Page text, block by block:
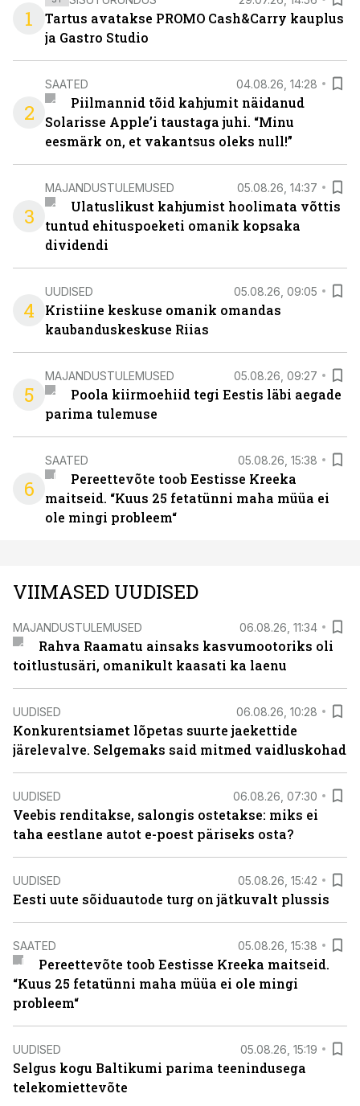
1
Tartus avatakse PROMO Cash&Carry kauplus
ja Gastro Studio
2
SAATED 04.08.26, 14:28
Piilmannid tõid kahjumit näidanud
Solarisse Apple’i taustaga juhi. “Minu
eesmärk on, et vakantsus oleks null!”
3
MAJANDUSTULEMUSED 05.08.26, 14:37
Ulatuslikust kahjumist hoolimata võttis
tuntud ehituspoeketi omanik kopsaka
dividendi
4
UUDISED 05.08.26, 09:05
Kristiine keskuse omanik omandas
kaubanduskeskuse Riias
5
MAJANDUSTULEMUSED 05.08.26, 09:27
Poola kiirmoehiid tegi Eestis läbi aegade
parima tulemuse
6
SAATED 05.08.26, 15:38
Pereettevõte toob Eestisse Kreeka
maitseid. “Kuus 25 fetatünni maha müüa ei
ole mingi probleem“
VIIMASED UUDISED
MAJANDUSTULEMUSED 06.08.26, 11:34
Rahva Raamatu ainsaks kasvumootoriks oli
toitlustusäri, omanikult kaasati ka laenu
UUDISED 06.08.26, 10:28
Konkurentsiamet lõpetas suurte jaekettide
järelevalve. Selgemaks said mitmed vaidluskohad
UUDISED 06.08.26, 07:30
Veebis renditakse, salongis ostetakse: miks ei
taha eestlane autot e-poest päriseks osta?
UUDISED 05.08.26, 15:42
Eesti uute sõiduautode turg on jätkuvalt plussis
SAATED 05.08.26, 15:38
Pereettevõte toob Eestisse Kreeka maitseid.
“Kuus 25 fetatünni maha müüa ei ole mingi
probleem“
UUDISED 05.08.26, 15:19
Selgus kogu Baltikumi parima teenindusega
telekomiettevõte